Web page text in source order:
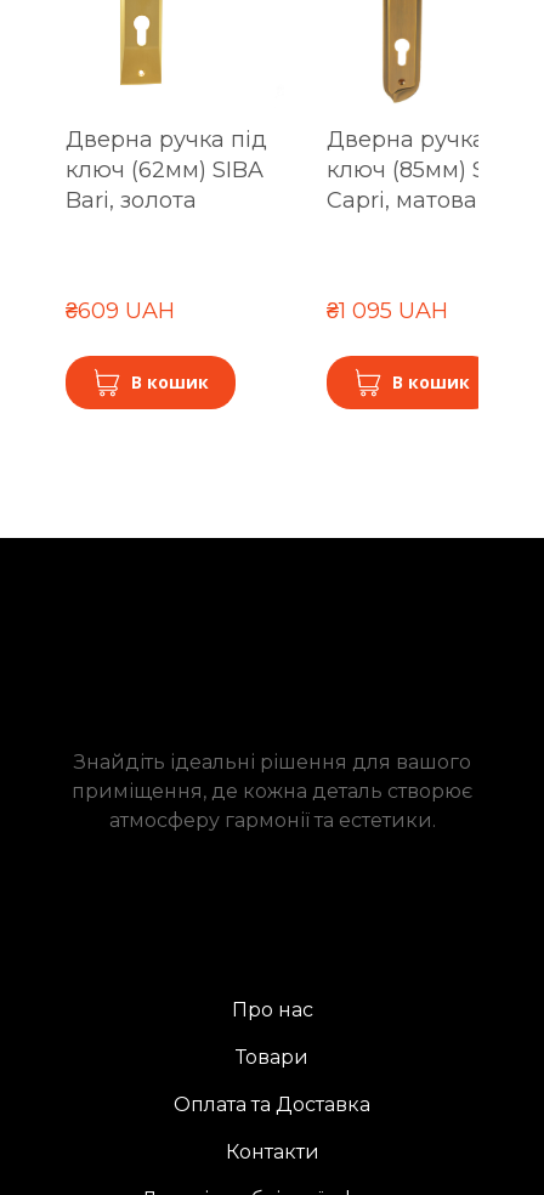
Дверна ручка під
ключ (62мм) SIBA
Bari, золота
₴609 UAH
В кошик
Дверна ручка під
ключ (85мм) SIBA
Capri, матова кава
₴1 095 UAH
В кошик
Знайдіть ідеальні рішення для вашого
приміщення, де кожна деталь створює
атмосферу гармонії та естетики.
Про нас
Товари
Оплата та Доставка
Контакти